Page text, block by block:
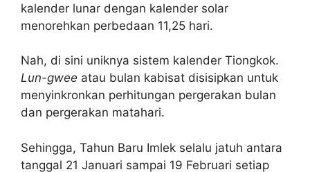
kalender lunar dengan kalender solar
menorehkan perbedaan 11,25 hari.
Nah, di sini uniknya sistem kalender Tiongkok.
Lun-gwee atau bulan kabisat disisipkan untuk
menyinkronkan perhitungan pergerakan bulan
dan pergerakan matahari.
Sehingga, Tahun Baru Imlek selalu jatuh antara
tanggal 21 Januari sampai 19 Februari setiap